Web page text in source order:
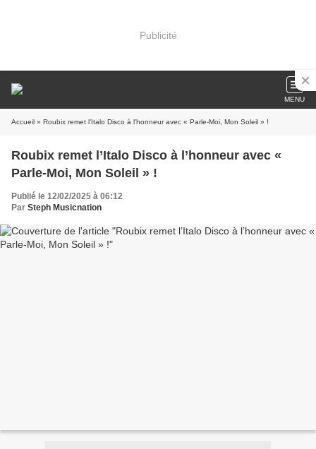
Publicité
MENU
Accueil » Roubix remet l’Italo Disco à l’honneur avec « Parle-Moi, Mon Soleil » !
Roubix remet l’Italo Disco à l’honneur avec «
Parle-Moi, Mon Soleil » !
Publié le 12/02/2025 à 06:12
Par Steph Musicnation